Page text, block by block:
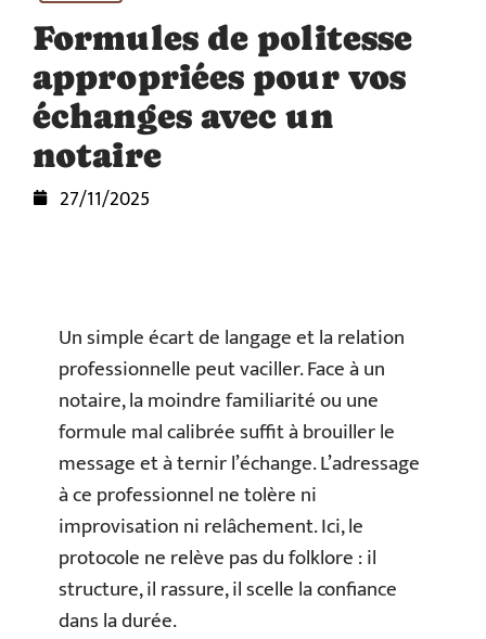
Formules de politesse
appropriées pour vos
échanges avec un
notaire
27/11/2025
Un simple écart de langage et la relation
professionnelle peut vaciller. Face à un
notaire, la moindre familiarité ou une
formule mal calibrée suffit à brouiller le
message et à ternir l’échange. L’adressage
à ce professionnel ne tolère ni
improvisation ni relâchement. Ici, le
protocole ne relève pas du folklore : il
structure, il rassure, il scelle la confiance
dans la durée.